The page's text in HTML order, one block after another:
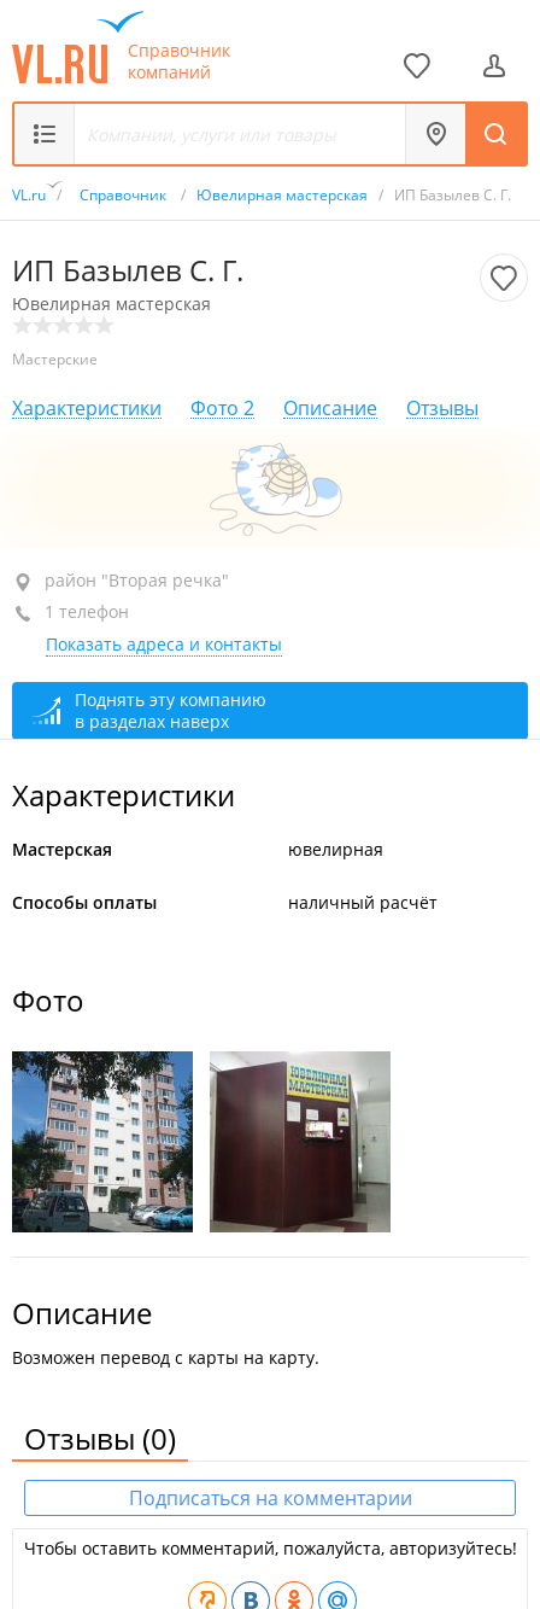
Справочник
компаний
VL.ru / Справочник / Ювелирная мастерская / ИП Базылев С. Г.
ИП Базылев С. Г.
Ювелирная мастерская
Мастерские
Характеристики Фото 2 Описание Отзывы
район "Вторая речка", пр-т 100-летия Владивостока,
109А
+7 914 711-66-30
закрыто, откроется в 10:00
район "Вторая речка"
1 телефон
Показать адреса и контакты
Поднять эту компанию
в разделах наверх
Характеристики
Мастерская ювелирная
Способы оплаты наличный расчёт
Фото
Описание
Возможен перевод с карты на карту.
Отзывы (0)
Подписаться на комментарии
Чтобы оставить комментарий, пожалуйста, авторизуйтесь!